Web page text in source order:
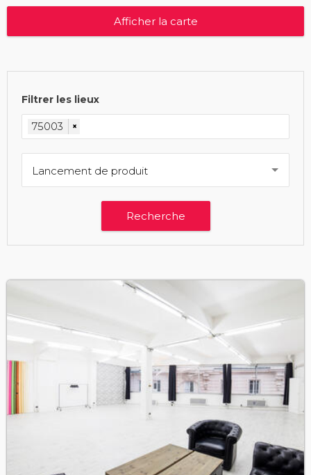
Afficher la carte
Filtrer les lieux
75003 ×
Lancement de produit